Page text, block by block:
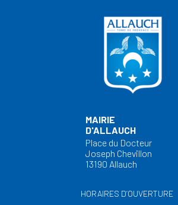
MAIRIE
D'ALLAUCH
Place du Docteur
Joseph Chevillon
13190 Allauch
HORAIRES D’OUVERTURE